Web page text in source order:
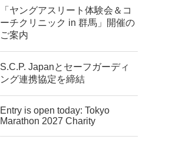
「ヤングアスリート体験会＆コ
ーチクリニック in 群馬」開催の
ご案内
S.C.P. Japanとセーフガーディ
ング連携協定を締結
Entry is open today: Tokyo
Marathon 2027 Charity